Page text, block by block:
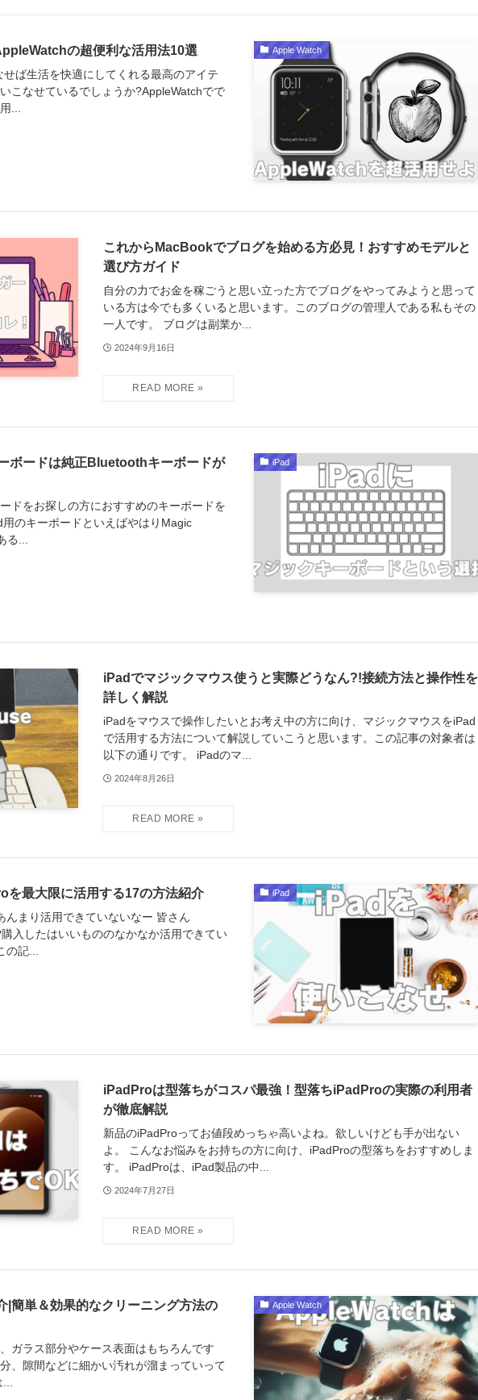
Apple Watch
の超便利な活用法10選
ば生活を快適にしてくれる最高のアイテ
こなせているでしょうか?AppleWatchでで
...
これからMacBookでブログを始める方必見！おすすめモデルと
選び方ガイド
自分の力でお金を稼ごうと思い立った方でブログをやってみようと思って
いる方は今でも多くいると思います。このブログの管理人である私もその
一人です。 ブログは副業か...
2024年9月16日
iPad
ボードは純正Bluetoothキーボードが
ドをお探しの方におすすめのキーボードを
のキーボードといえばやはりMagic
...
iPadでマジックマウス使うと実際どうなん?!接続方法と操作性を
詳しく解説
iPadをマウスで操作したいとお考え中の方に向け、マジックマウスをiPad
で活用する方法について解説していこうと思います。この記事の対象者は
以下の通りです。 iPadのマ...
2024年8月26日
iPad
を最大限に活用する17の方法紹介
んまり活用できていないなー 皆さん
入したはいいもののなかなか活用できてい
の記...
iPadProは型落ちがコスパ最強！型落ちiPadProの実際の利用者
が徹底解説
新品のiPadProってお値段めっちゃ高いよね。欲しいけども手が出ない
よ。 こんなお悩みをお持ちの方に向け、iPadProの型落ちをおすすめしま
す。 iPadProは、iPad製品の中...
2024年7月27日
Apple Watch
|簡単＆効果的なクリーニング方法の
ガラス部分やケース表面はもちろんです
、隙間などに細かい汚れが溜まっていって